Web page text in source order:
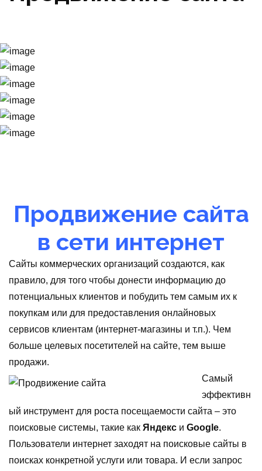
Продвижение сайта
в сети интернет
Сайты коммерческих организаций создаются, как
правило, для того чтобы донести информацию до
потенциальных клиентов и побудить тем самым их к
покупкам или для предоставления онлайновых
сервисов клиентам (интернет-магазины и т.п.). Чем
больше целевых посетителей на сайте, тем выше
продажи.
Самый
эффективн
ый инструмент для роста посещаемости сайта – это
поисковые системы, такие как Яндекс и Google.
Пользователи интернет заходят на поисковые сайты в
поисках конкретной услуги или товара. И если запрос